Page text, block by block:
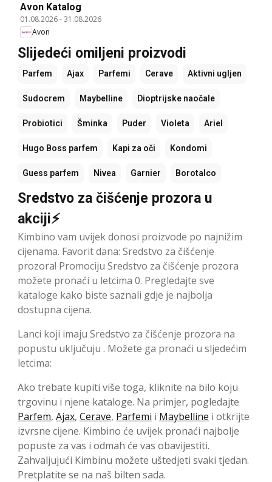
Avon Katalog
01.08.2026-31.08.2026
Avon
Slijedeći omiljeni proizvodi
Parfem Ajax Parfemi Cerave Aktivni ugljen
Sudocrem Maybelline Dioptrijske naočale
Probiotici Šminka Puder Violeta Ariel
Hugo Boss parfem Kapi za oči Kondomi
Guess parfem Nivea Garnier Borotalco
Sredstvo za čišćenje prozora u
akciji⚡
Kimbino vam uvijek donosi proizvode po najnižim
cijenama. Favorit dana: Sredstvo za čišćenje
prozora! Promociju Sredstvo za čišćenje prozora
možete pronaći u letcima 0. Pregledajte sve
kataloge kako biste saznali gdje je najbolja
dostupna cijena.
Lanci koji imaju Sredstvo za čišćenje prozora na
popustu uključuju . Možete ga pronaći u sljedećim
letcima:
Ako trebate kupiti više toga, kliknite na bilo koju
trgovinu i njene kataloge. Na primjer, pogledajte
Parfem, Ajax, Cerave, Parfemi i Maybelline i otkrijte
izvrsne cijene. Kimbino će uvijek pronaći najbolje
popuste za vas i odmah će vas obavijestiti.
Zahvaljujući Kimbinu možete uštedjeti svaki tjedan.
Pretplatite se na naš bilten sada.